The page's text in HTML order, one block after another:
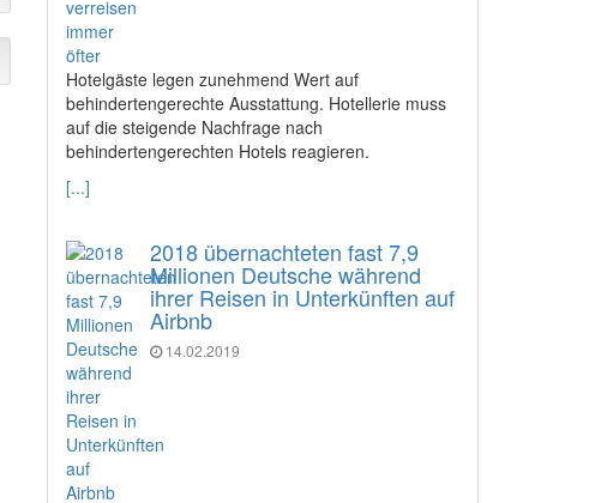
Hotelgäste legen zunehmend Wert auf
behindertengerechte Ausstattung. Hotellerie muss
auf die steigende Nachfrage nach
behindertengerechten Hotels reagieren.
[...]
2018 übernachteten fast 7,9
Millionen Deutsche während
ihrer Reisen in Unterkünften auf
Airbnb
14.02.2019